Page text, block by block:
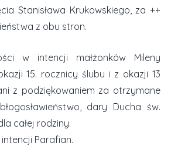
Stanisława Krukowskiego, za ++
z obu stron.
w intencji małżonków Mileny
15. rocznicy ślubu i z okazji 13
z podziękowaniem za otrzymane
dary Ducha św.
całej rodziny.
Parafian.